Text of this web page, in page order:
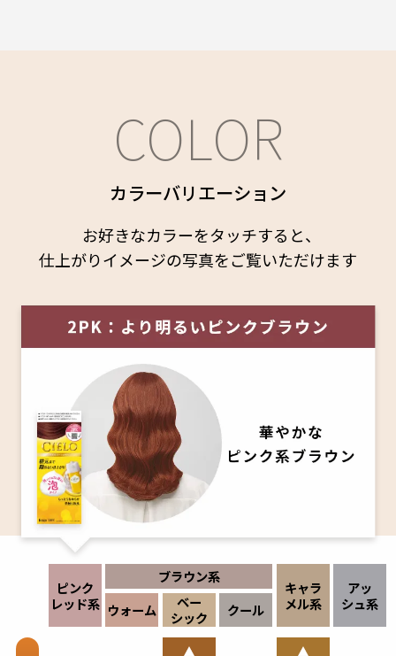
COLOR
カラーバリエーション
お好きなカラーをタッチすると、
仕上がりイメージの写真をご覧いただけます
ピンク
レッド系
ブラウン系
ウォーム
ベー
シック
クール
キャラ
メル系
アッ
シュ系